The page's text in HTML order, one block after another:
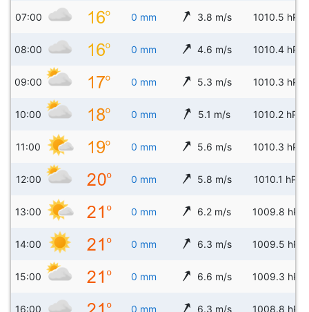
07:00 0 mm 3.8 m/s 1010.5 hPa
08:00 0 mm 4.6 m/s 1010.4 hPa
09:00 0 mm 5.3 m/s 1010.3 hPa
10:00 0 mm 5.1 m/s 1010.2 hPa
11:00 0 mm 5.6 m/s 1010.3 hPa
12:00 0 mm 5.8 m/s 1010.1 hPa
13:00 0 mm 6.2 m/s 1009.8 hPa
14:00 0 mm 6.3 m/s 1009.5 hPa
15:00 0 mm 6.6 m/s 1009.3 hPa
16:00 0 mm 6.3 m/s 1008.8 hPa